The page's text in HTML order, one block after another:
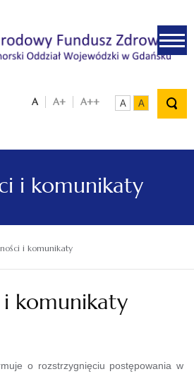
A A+ A++ A A
i komunikaty
i komunikaty
komunikaty
o rozstrzygnięciu postępowania w